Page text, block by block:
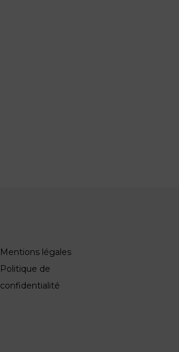
Mentions légales
Politique de
confidentialité